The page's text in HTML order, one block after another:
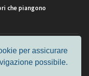
che piangono
del nuoto per
per assicurare
possibile.